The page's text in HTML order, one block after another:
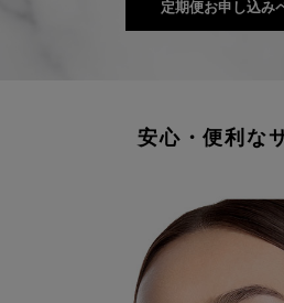
定期便お申し込み
安心・便利な